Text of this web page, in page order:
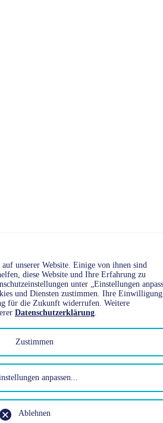
unserer Website. Einige von ihnen sind
diese Website und Ihre Erfahrung zu
unter „Einstellungen
und Diensten zustimmen. Ihre Einwilligung
für die Zukunft widerrufen. Weitere
Datenschutzerklärung
anpassen
Ablehnen
Zustimmen